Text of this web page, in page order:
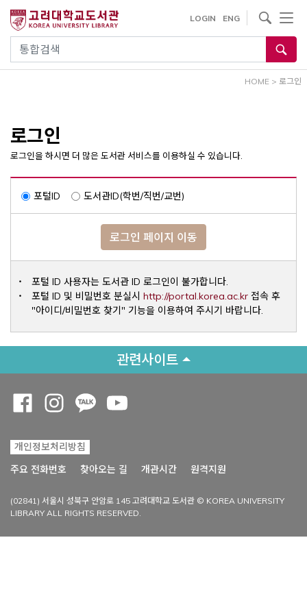
건
통합검색
LOGIN ENG
사이트내 검색
HOME > 로그인
로그인
로그인을 하시면 더 많은 도서관 서비스를 이용하실 수 있습니다.
포털ID 도서관ID(학번/직번/교번)
로그인 페이지 이동
포털 ID 사용자는 도서관 ID 로그인이 불가합니다.
포털 ID 및 비밀번호 분실시 http://portal.korea.ac.krOpens a
접속 후
"아이디/비밀번호 찾기" 기능을 이용하여 주시기 바랍니다.
관련사이트
개인정보처리방침
주요 전화번호
찾아오는 길 개관시간 원격지원
(02841) 서울시 성북구 안암로 145 고려대학교 도서관 © KOREA UNIVERSITY
LIBRARY ALL RIGHTS RESERVED.
Opens a new window
Opens a new window
Opens a new window